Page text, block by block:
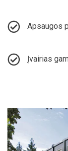
Apsaugos
Įvairias